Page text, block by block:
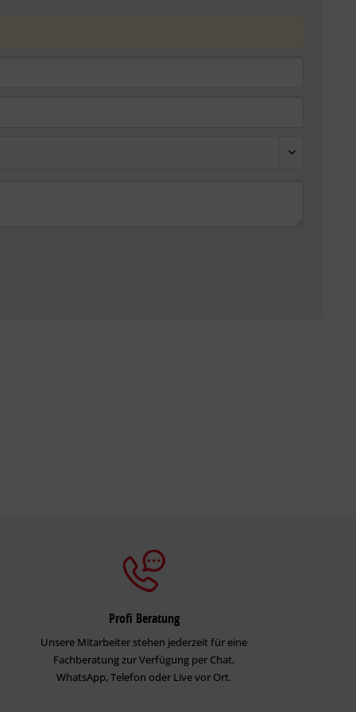
Profi Beratung
Unsere Mitarbeiter stehen jederzeit für eine
Fachberatung zur Verfügung per Chat,
WhatsApp, Telefon oder Live vor Ort.